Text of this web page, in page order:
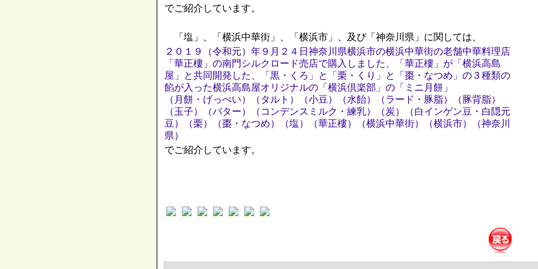
でご紹介しています。
「塩」、「横浜中華街」、「横浜市」、及び「神奈川県」に関しては、
２０１９（令和元）年９月２４日神奈川県横浜市の横浜中華街の老舗中華料理店
「華正樓」の南門シルクロード売店で購入しました、「華正樓」が「横浜高島
屋」と共同開発した、「黒・くろ」と「栗・くり」と「棗・なつめ」の３種類の
餡が入った横浜高島屋オリジナルの「横浜倶楽部」の「ミニ月餅」
（月餅・げっぺい）（タルト）（小豆）（水飴）（ラード・豚脂）（豚背脂）
（玉子）（バター）（コンデンスミルク・練乳）（炭）（白インゲン豆・白隠元
豆）（栗）（棗・なつめ）（塩）（華正樓）（横浜中華街）（横浜市）（神奈川
県）
でご紹介しています。